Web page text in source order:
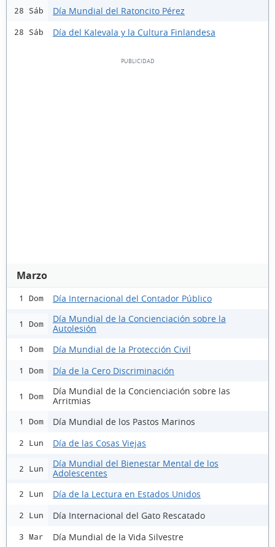
28 Sáb Día Mundial del Ratoncito Pérez
28 Sáb Día del Kalevala y la Cultura Finlandesa
Marzo
1 Dom Día Internacional del Contador Público
1 Dom
Día Mundial de la Concienciación sobre la
Autolesión
1 Dom Día Mundial de la Protección Civil
1 Dom Día de la Cero Discriminación
1 Dom
Día Mundial de la Concienciación sobre las
Arritmias
1 Dom Día Mundial de los Pastos Marinos
2 Lun Día de las Cosas Viejas
2 Lun
Día Mundial del Bienestar Mental de los
Adolescentes
2 Lun Día de la Lectura en Estados Unidos
2 Lun Día Internacional del Gato Rescatado
3 Mar Día Mundial de la Vida Silvestre